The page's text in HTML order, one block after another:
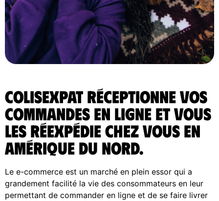
ColisExpat réceptionne vos
commandes en ligne et vous
les réexpédie chez vous en
Amérique du Nord.
Le e-commerce est un marché en plein essor qui a
grandement facilité la vie des consommateurs en leur
permettant de commander en ligne et de se faire livrer